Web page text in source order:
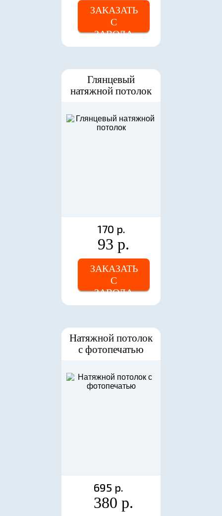
ЗАКАЗАТЬ
С
ЗАВОДА
Глянцевый
натяжной потолок
170 р.
93 р.
ЗАКАЗАТЬ
С
ЗАВОДА
Натяжной потолок
с фотопечатью
695 р.
380 р.